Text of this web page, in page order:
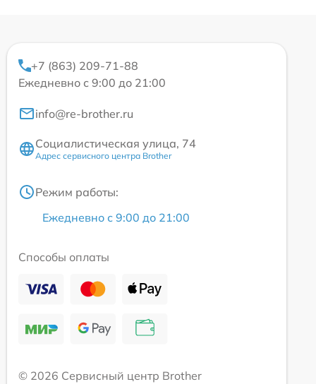
+7 (863) 209-71-88
Ежедневно с 9:00 до 21:00
info@re-brother.ru
Социалистическая улица, 74
Адрес сервисного центра Brother
Режим работы:
Ежедневно с 9:00 до 21:00
Способы оплаты
© 2026 Сервисный центр Brother